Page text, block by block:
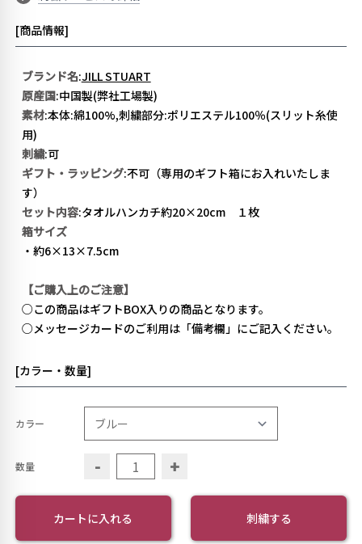
[商品情報]
ブランド名:JILL STUART
原産国:中国製(弊社工場製)
素材:本体:綿100%,刺繍部分:ポリエステル100％(スリット糸使
用)
刺繍:可
ギフト・ラッピング:不可（専用のギフト箱にお入れいたしま
す）
セット内容:タオルハンカチ約20×20cm １枚
箱サイズ
・約6×13×7.5cm
【ご購入上のご注意】
○この商品はギフトBOX入りの商品となります。
○メッセージカードのご利用は「備考欄」にご記入ください。
[カラー・数量]
カラー
数量 - +
カートに入れる 刺繍する